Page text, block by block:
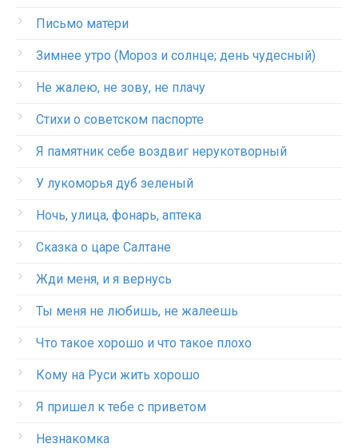
Письмо матери
Зимнее утро (Мороз и солнце; день чудесный)
Не жалею, не зову, не плачу
Стихи о советском паспорте
Я памятник себе воздвиг нерукотворный
У лукоморья дуб зеленый
Ночь, улица, фонарь, аптека
Сказка о царе Салтане
Жди меня, и я вернусь
Ты меня не любишь, не жалеешь
Что такое хорошо и что такое плохо
Кому на Руси жить хорошо
Я пришел к тебе с приветом
Незнакомка